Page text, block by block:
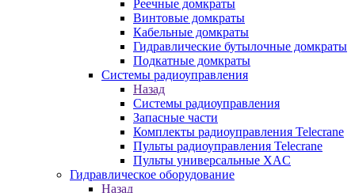
Реечные домкраты
Винтовые домкраты
Кабельные домкраты
Гидравлические бутылочные домкраты
Подкатные домкраты
Системы радиоуправления
Назад
Системы радиоуправления
Запасные части
Комплекты радиоуправления Telecrane
Пульты радиоуправления Telecrane
Пульты универсальные XAC
Гидравлическое оборудование
Назад